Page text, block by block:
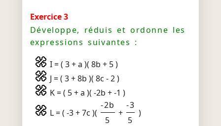
Exercice 3
Développe, réduis et ordonne les
expressions suivantes :
I = ( 3 + a )( 8b + 5 )
J = ( 3 + 8b )( 8c - 2 )
K = ( 5 + a )( -2b + -1 )
L = ( -3 + 7c )(
-2b
5
+
-3
5
)